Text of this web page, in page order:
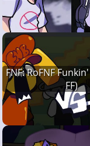
FNF: RoFNF
FF)